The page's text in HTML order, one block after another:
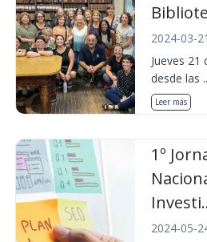
2024-03-
Jueves 21
desde las
Leer más
1º
2024-05-